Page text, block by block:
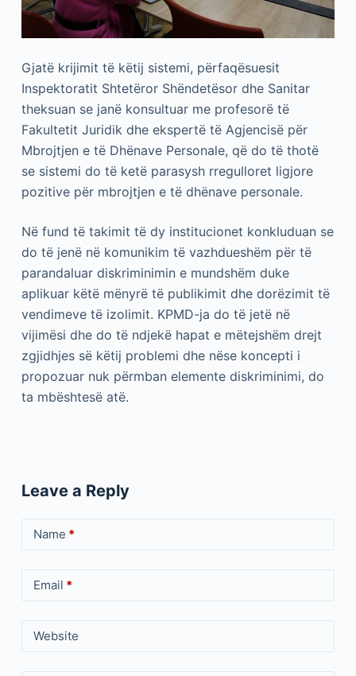
Gjatë krijimit të këtij sistemi, përfaqësuesit
Inspektoratit Shtetëror Shëndetësor dhe Sanitar
theksuan se janë konsultuar me profesorë të
Fakultetit Juridik dhe ekspertë të Agjencisë për
Mbrojtjen e të Dhënave Personale, që do të thotë
se sistemi do të ketë parasysh rregulloret ligjore
pozitive për mbrojtjen e të dhënave personale.
Në fund të takimit të dy institucionet konkluduan se
do të jenë në komunikim të vazhdueshëm për të
parandaluar diskriminimin e mundshëm duke
aplikuar këtë mënyrë të publikimit dhe dorëzimit të
vendimeve të izolimit. KPMD-ja do të jetë në
vijimësi dhe do të ndjekë hapat e mëtejshëm drejt
zgjidhjes së këtij problemi dhe nëse koncepti i
propozuar nuk përmban elemente diskriminimi, do
ta mbështesë atë.
Leave a Reply
Name *
Email *
Website